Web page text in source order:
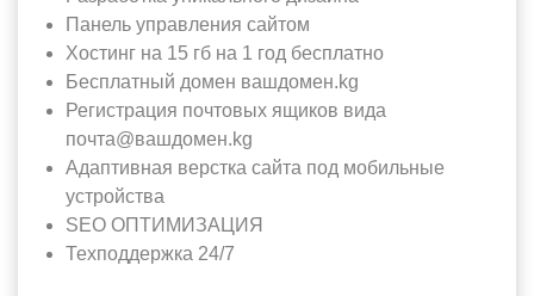
Панель управления сайтом
Хостинг на 15 гб на 1 год бесплатно
Бесплатный домен вашдомен.kg
Регистрация почтовых ящиков вида
почта@вашдомен.kg
Адаптивная верстка сайта под мобильные
устройства
SEO ОПТИМИЗАЦИЯ
Техподдержка 24/7